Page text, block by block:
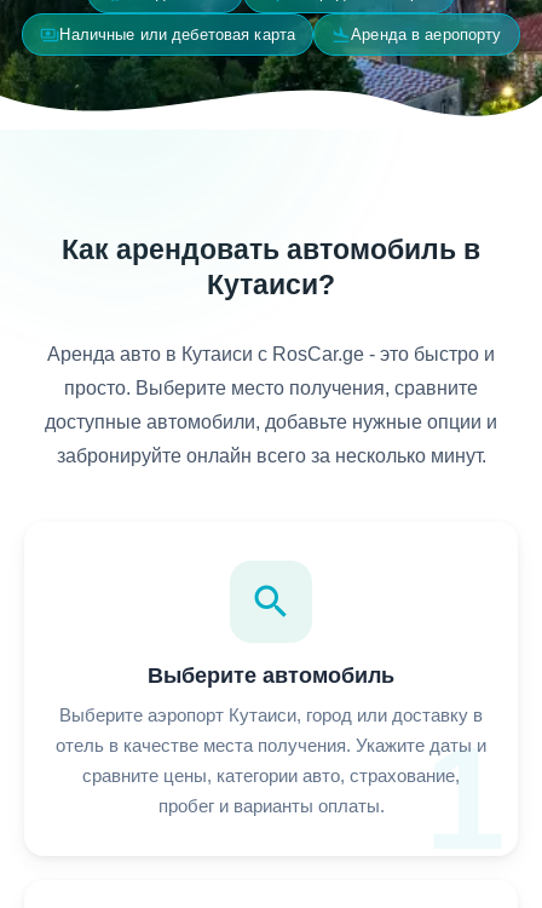
paymentsНаличные или дебетовая карта flight_landАренда в аеропорту
Как арендовать автомобиль в
Кутаиси?
Аренда авто в Кутаиси с RosCar.ge - это быстро и
просто. Выберите место получения, сравните
доступные автомобили, добавьте нужные опции и
забронируйте онлайн всего за несколько минут.
1
search
Выберите автомобиль
Выберите аэропорт Кутаиси, город или доставку в
отель в качестве места получения. Укажите даты и
сравните цены, категории авто, страхование,
пробег и варианты оплаты.